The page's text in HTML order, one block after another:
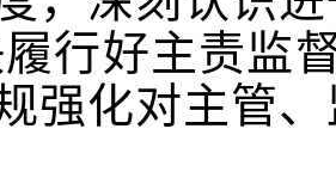
行好主责监
强化对主管